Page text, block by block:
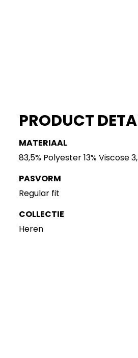
PRODUCT
MATERIAAL
83,5% Polyester 13% Viscose
PASVORM
Regular fit
COLLECTIE
Heren